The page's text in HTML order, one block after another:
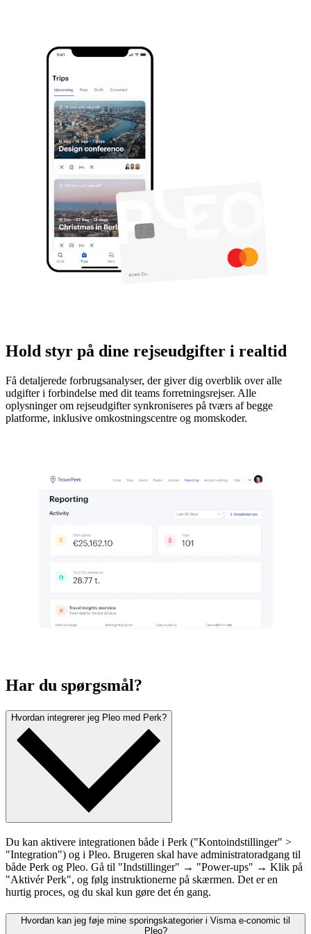
Hold styr på dine rejseudgifter i realtid
Få detaljerede forbrugsanalyser, der giver dig overblik over alle
udgifter i forbindelse med dit teams forretningsrejser. Alle
oplysninger om rejseudgifter synkroniseres på tværs af begge
platforme, inklusive omkostningscentre og momskoder.
Har du spørgsmål?
Hvordan integrerer jeg Pleo med Perk?
Du kan aktivere integrationen både i Perk ("Kontoindstillinger" >
"Integration") og i Pleo. Brugeren skal have administratoradgang til
både Perk og Pleo. Gå til "Indstillinger" → "Power-ups" → Klik på
"Aktivér Perk", og følg instruktionerne på skærmen. Det er en
hurtig proces, og du skal kun gøre det én gang.
Hvordan kan jeg føje mine sporingskategorier i Visma e-conomic til
Pleo?